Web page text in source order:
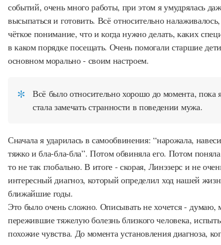
событий, очень много работы, при этом я умудрялась
высыпаться и готовить. Всё относительно
чёткое понимание, что и когда нужно делать, каких
в каком порядке посещать. Очень помогали старшие
основном морально - своим настроем.
Всё было относительно хорошо до момента, пока
стала замечать странности в поведении мужа.
Сначала я ударилась в самообвинения: “нарожала,
тяжко и бла-бла-бла”. Потом обвиняла его. Потом
то не так глобально. В итоге - скорая, Линэзерс и не
интересный диагноз, который определил ход нашей
ближайшие годы.
Это было очень сложно. Описывать не хочется - думаю,
пережившие тяжелую болезнь близкого человека,
похожие чувства. До момента установления диагноза,